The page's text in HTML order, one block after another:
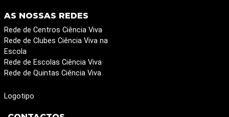
AS NOSSAS REDES
Rede de Centros Ciência Viva
Rede de Clubes Ciência Viva na
Escola
Rede de Escolas Ciência Viva
Rede de Quintas Ciência Viva
Logotipo